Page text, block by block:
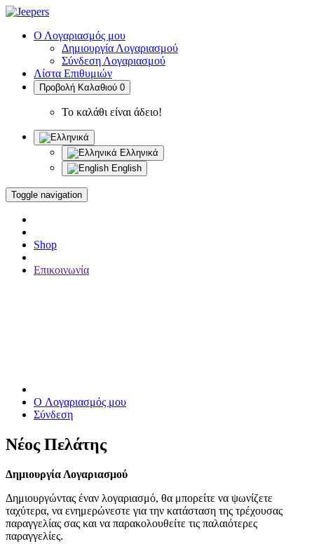
Ο Λογαριασμός μου
Δημιουργία Λογαριασμού
Σύνδεση Λογαριασμού
Λίστα Επιθυμιών
Προβολή Καλαθιού 0
Το καλάθι είναι άδειο!
Ελληνικά
English
Toggle navigation
Shop
Επικοινωνία
O Λογαριασμός μου
Σύνδεση
Νέος Πελάτης
Δημιουργία Λογαριασμού
Δημιουργώντας έναν λογαριασμό, θα μπορείτε να ψωνίζετε
ταχύτερα, να ενημερώνεστε για την κατάσταση της τρέχουσας
παραγγελίας σας και να παρακολουθείτε τις παλαιότερες
παραγγελίες.